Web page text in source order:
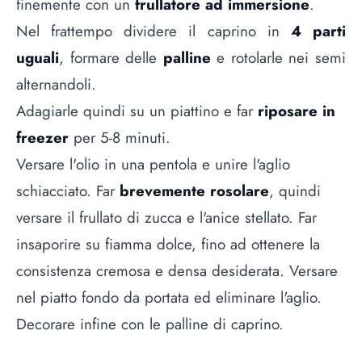
finemente con un frullatore ad immersione.
Nel frattempo dividere il caprino in 4 parti
uguali, formare delle palline e rotolarle nei semi
alternandoli.
Adagiarle quindi su un piattino e far riposare in
freezer per 5-8 minuti.
Versare l'olio in una pentola e unire l'aglio
schiacciato. Far brevemente rosolare, quindi
versare il frullato di zucca e l'anice stellato. Far
insaporire su fiamma dolce, fino ad ottenere la
consistenza cremosa e densa desiderata. Versare
nel piatto fondo da portata ed eliminare l'aglio.
Decorare infine con le palline di caprino.